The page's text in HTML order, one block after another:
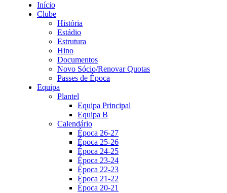
Início
Clube
História
Estádio
Estrutura
Hino
Documentos
Novo Sócio/Renovar Quotas
Passes de Época
Equipa
Plantel
Equipa Principal
Equipa B
Calendário
Época 26-27
Época 25-26
Época 24-25
Época 23-24
Época 22-23
Época 21-22
Época 20-21